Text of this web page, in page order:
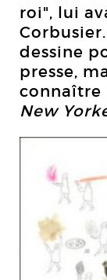
roi", lui
dessine
presse,
connaître
New